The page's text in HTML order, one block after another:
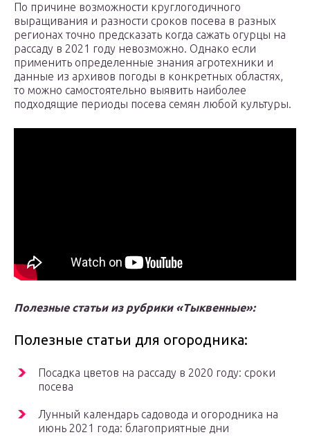
По причине возможности круглогодичного
выращивания и разности сроков посева в разных
регионах точно предсказать когда сажать огурцы на
рассаду в 2021 году невозможно. Однако если
применить определенные знания агротехники и
данные из архивов погоды в конкретных областях,
то можно самостоятельно выявить наиболее
подходящие периоды посева семян любой культуры.
Полезные статьи из рубрики «Тыквенные»:
Полезные статьи для огородника:
Посадка цветов на рассаду в 2020 году: сроки
посева
Лунный календарь садовода и огородника на
июнь 2021 года: благоприятные дни